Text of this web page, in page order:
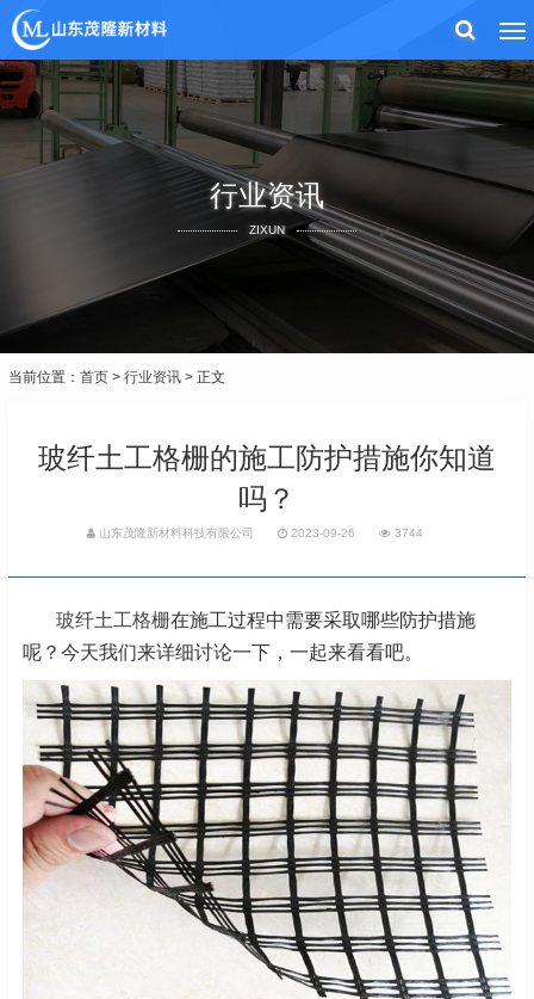
行业资讯
ZIXUN
当前位置： 首页 > 行业资讯 > 正文
玻纤土工格栅的施工防护措施你知道
吗？
山东茂隆新材料科技有限公司 2023-09-26 3744
玻纤土工格栅在施工过程中需要采取哪些防护措施
呢？今天我们来详细讨论一下，一起来看看吧。